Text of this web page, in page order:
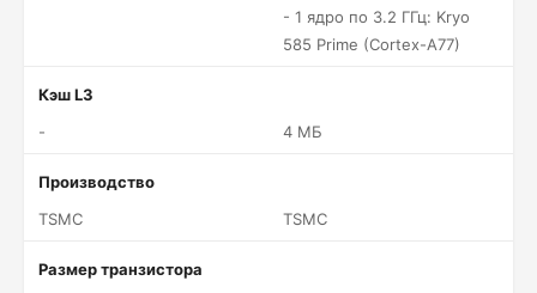
- 1 ядро по 3.2 ГГц: Kryo
585 Prime (Cortex-A77)
Кэш L3
-
4 МБ
Производство
TSMC
TSMC
Размер транзистора